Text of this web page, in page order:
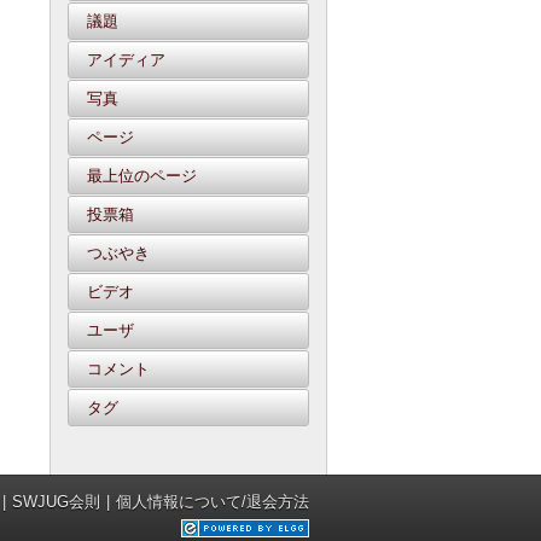
議題
アイディア
写真
ページ
最上位のページ
投票箱
つぶやき
ビデオ
ユーザ
コメント
タグ
SWJUG会則 個人情報について/退会方法